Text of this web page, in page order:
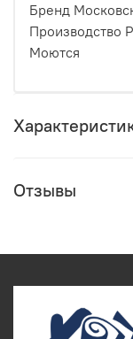
Бренд
Производство
Моются
Отзывы